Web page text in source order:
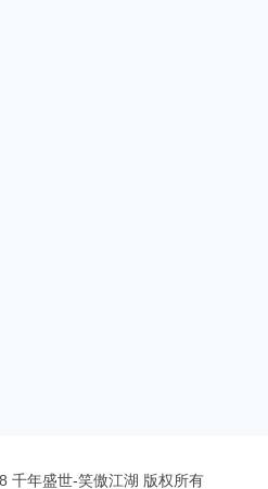
千年盛世-笑傲江湖 版权所有